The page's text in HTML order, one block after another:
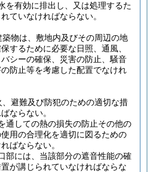
を有効に排出し、又は処理するた
ていなければならない。
物は、敷地内及びその周辺の地
するために必要な日照、通風、
シーの確保、災害の防止、騒音
防止等を考慮した配置でなけれ
避難及び防犯のための適切な措
ならない。
通しての熱の損失の防止その他の
用の合理化を適切に図るための
ばならない。
部には、当該部分の遮音性能の確
が講じられていなければならな